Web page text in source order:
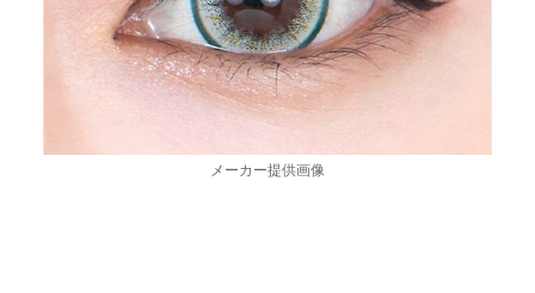
メーカー提供画像